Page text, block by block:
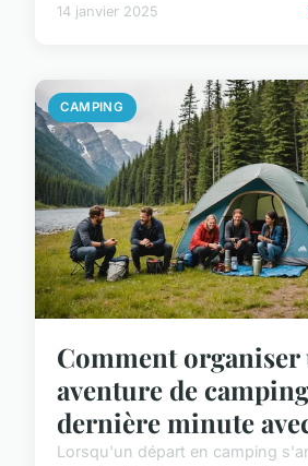
14 janvier 2025
CAMPING
Comment organiser
aventure de
dernière minute
Lorsqu'un départ en camping